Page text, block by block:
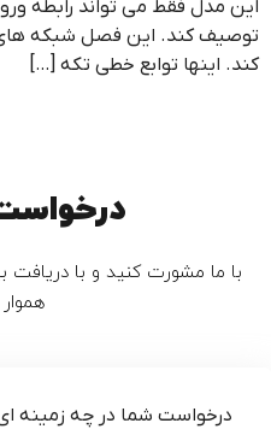
این مدل فقط می تواند رابطه
توصیف کند. این فصل شبکه
کند. اینها توابع خطی تکه […]
با ما مشورت کنید و با دریافت
درخواست شما در چه زمینه